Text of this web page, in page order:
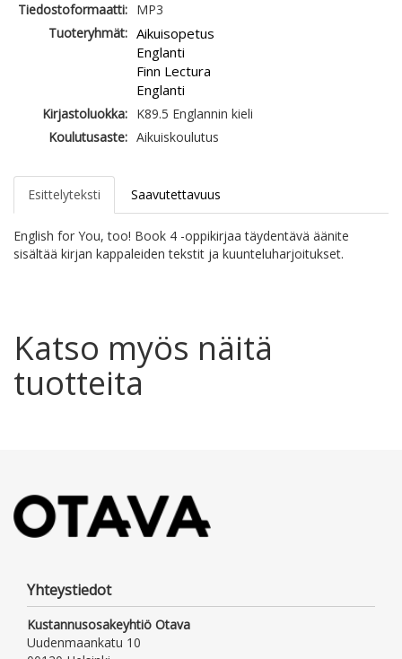
Tiedostoformaatti: MP3
Tuoteryhmät: Aikuisopetus
Englanti
Finn Lectura
Englanti
Kirjastoluokka: K89.5 Englannin kieli
Koulutusaste: Aikuiskoulutus
Esittelyteksti Saavutettavuus
English for You, too! Book 4 -oppikirjaa täydentävä äänite
sisältää kirjan kappaleiden tekstit ja kuunteluharjoitukset.
Katso myös näitä
tuotteita
Yhteystiedot
Kustannusosakeyhtiö Otava
Uudenmaankatu 10